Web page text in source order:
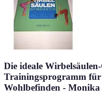
Die ideale
Trainingsprogramm für
Wohlbefinden -